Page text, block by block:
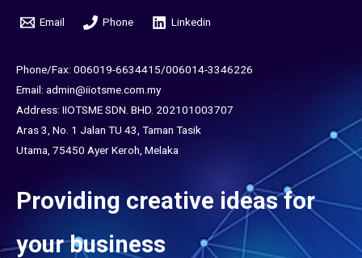
Email Phone Linkedin
Phone/Fax: 006019-6634415/006014-3346226
Email: admin@iiotsme.com.my
Address: IIOTSME SDN. BHD. 202101003707
Aras 3, No. 1 Jalan TU 43, Taman Tasik
Utama, 75450 Ayer Keroh, Melaka
Providing creative ideas for
your business